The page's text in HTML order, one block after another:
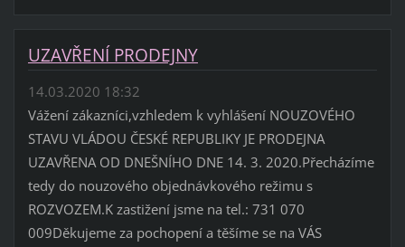
UZAVŘENÍ PRODEJNY
14.03.2020 18:32
Vážení zákazníci,vzhledem k vyhlášení NOUZOVÉHO
STAVU VLÁDOU ČESKÉ REPUBLIKY JE PRODEJNA
UZAVŘENA OD DNEŠNÍHO DNE 14. 3. 2020.Přecházíme
tedy do nouzového objednávkového režimu s
ROZVOZEM.K zastižení jsme na tel.: 731 070
009Děkujeme za pochopení a těšíme se na VÁS